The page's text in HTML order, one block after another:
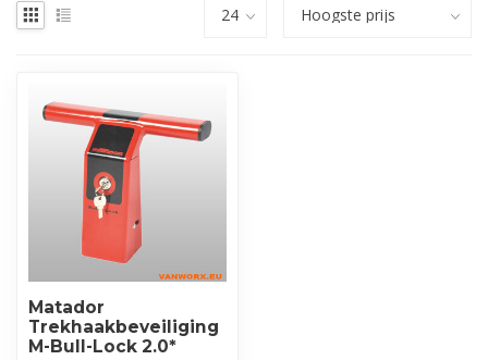
Matador
Trekhaakbeveiliging
M-Bull-Lock 2.0*